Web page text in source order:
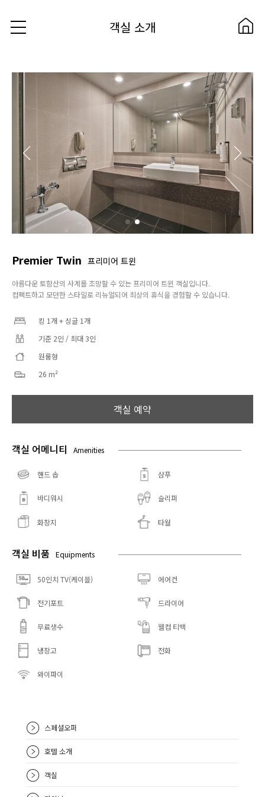
객실 소개
Premier Twin 프리미어 트윈
아름다운 토함산의 사계를 조망할 수 있는 프리미어 트윈 객실입니다.
컴팩트하고 모던한 스타일로 리뉴얼되어 최상의 휴식을 경험할 수 있습니다.
킹 1개 + 싱글 1개
기준 2인 / 최대 3인
원룸형
26 m²
객실 예약
객실 어메니티 Amenities
핸드 솝 샴푸
바디워시 슬리퍼
화장지 타월
객실 비품 Equipments
50인치 TV(케이블) 에어컨
전기포트 드라이어
무료생수 웰컴 티백
냉장고 전화
와이파이
스페셜오퍼
호텔 소개
객실